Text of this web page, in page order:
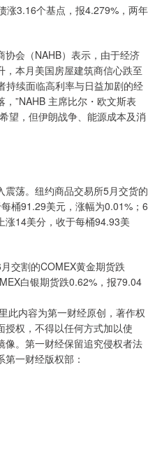
涨3.16个基点，报4.279%，两年
会（NAHB）表示，由于经济
本月美国房屋建筑商信心跌至
持续面临高利率与日益加剧的经
”NAHB 主席比尔・欧文斯表
望，但伊朗战争、能源成本及消
荡。纽约商品交易所5月交货的
桶91.29美元，涨幅为0.01%；6
涨14美分，收于每桶94.93美
交割的COMEX黄金期货跌
白银期货跌0.62%，报79.04
此内容为第一财经原创，著作权
授权，不得以任何方式加以使
像。第一财经保留追究侵权者法
一财经版权部：